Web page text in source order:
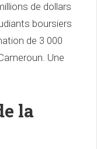
de dollars
boursiers
de 3 000
Une
la